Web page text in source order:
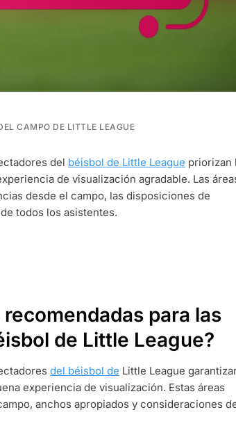
CAMPO DE LITTLE LEAGUE
del béisbol de Little League priorizan
de visualización agradable. Las
desde el campo, las disposiciones de
todos los asistentes.
para las
de Little League?
del béisbol de Little League
experiencia de visualización. Estas áreas
anchos apropiados y consideraciones